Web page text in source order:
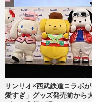
サンリオ×西武鉄道コラボ
愛すぎ」グッズ発売前から